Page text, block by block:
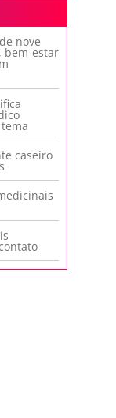
nove
bem-estar
caseiro